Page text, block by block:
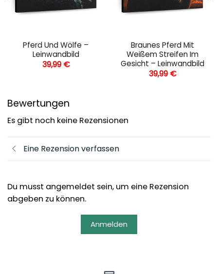
Pferd Und Wölfe –
Leinwandbild
39,99 €
Braunes Pferd Mit
Weißem Streifen Im
Gesicht – Leinwandbild
39,99 €
Bewertungen
Es gibt noch keine Rezensionen
Eine Rezension verfassen
Du musst angemeldet sein, um eine Rezension
abgeben zu können.
Anmelden